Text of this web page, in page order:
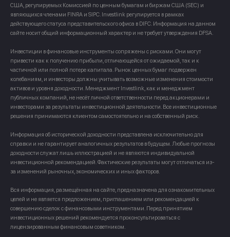
США, регулируемых Комиссией по ценным бумагам и биржам США (SEC) и
являющихся членами FINRA и SIPC. Investlink регулируется в рамках
действующего статуса представительского офиса в DIFC. Информация на данном
сайте носит общий информационный характер и не требует утверждения DFSA.
Инвестиции в финансовые инструменты сопряжены с рисками. Они могут
привести как к получению прибыли, отличающейся от ожидаемой, так и к
частичной или полной потере капитала. Рынок ценных бумаг подвержен
колебаниям, и инвесторы должны учитывать возможные изменения стоимости
активов и уровня доходности. Менеджмент Investlink, как и менеджмент
публичных компаний, не несёт личной ответственности перед акционерами и
инвесторами за результаты инвестиционной деятельности. Все инвестиционные
решения принимаются клиентом самостоятельно и на собственный риск.
Информация об исторической доходности представлена исключительно для
справки и не гарантирует аналогичных результатов в будущем. Любые прогнозы
доходности служат лишь иллюстрацией и не являются индивидуальной
инвестиционной рекомендацией. Фактические результаты могут отличаться из-
за изменений рыночных, экономических и иных факторов.
Вся информация, размещённая на сайте, предназначена для ознакомительных
целей и не является предложением, приглашением или рекомендацией к
совершению сделок с финансовыми инструментами. Перед принятием
инвестиционных решений рекомендуется проконсультироваться с
лицензированным финансовым советником.